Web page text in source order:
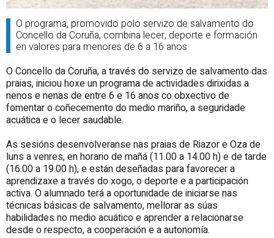
O programa, promovido polo servizo de salvamento do
Concello da Coruña, combina lecer, deporte e formación
en valores para menores de 6 a 16 anos
O Concello da Coruña, a través do servizo de salvamento das
praias, iniciou hoxe un programa de actividades dirixidas a
nenos e nenas de entre 6 e 16 anos co obxectivo de
fomentar o coñecemento do medio mariño, a seguridade
acuática e o lecer saudable.
As sesións desenvolveranse nas praias de Riazor e Oza de
luns a venres, en horario de mañá (11.00 a 14.00 h) e de tarde
(16.00 a 19.00 h), e están deseñadas para favorecer a
aprendizaxe a través do xogo, o deporte e a participación
activa. O alumnado terá a oportunidade de iniciarse nas
técnicas básicas de salvamento, mellorar as súas
habilidades no medio acuático e aprender a relacionarse
desde o respecto, a cooperación e a autonomía.